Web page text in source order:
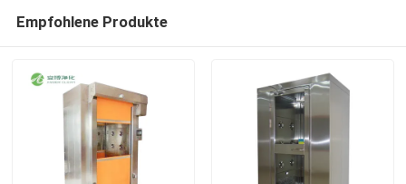
Empfohlene Produkte